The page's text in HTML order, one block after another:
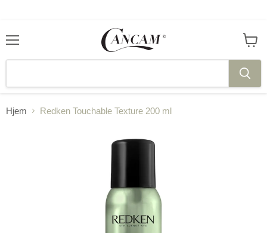
Hjem Redken Touchable Texture 200 ml